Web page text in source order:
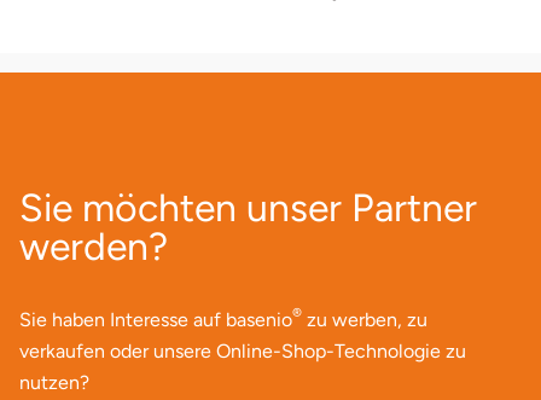
Sie möchten unser Partner
werden?
Sie haben Interesse auf basenio® zu werben, zu
verkaufen oder unsere Online-Shop-Technologie zu
nutzen?